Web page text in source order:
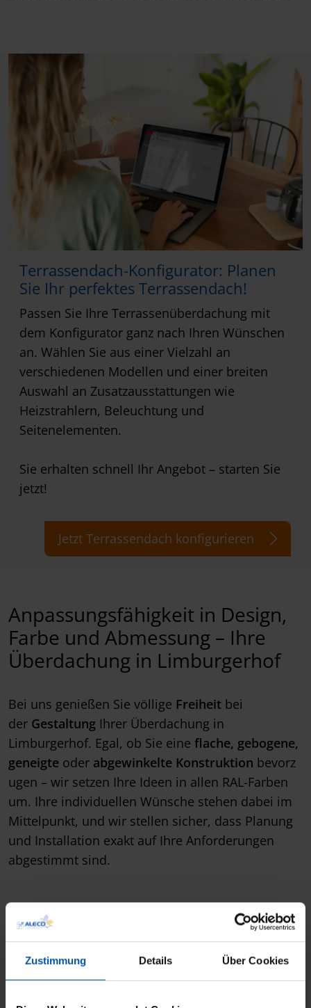
Zustimmung Details Über Cookies
Terrassendach-Konfigurator: Planen
Sie Ihr perfektes Terrassendach!
Passen Sie Ihre Terrassenüberdachung mit
dem Konfigurator ganz nach Ihren Wünschen
an. Wählen Sie aus einer Vielzahl an
verschiedenen Modellen und einer breiten
Auswahl an Zusatzausstattungen wie
Heizstrahlern, Beleuchtung und
Seitenelementen.
Sie erhalten schnell Ihr Angebot – starten Sie
jetzt!
Jetzt Terrassendach konfigurieren
Anpassungsfähigkeit in Design,
Farbe und Abmessung – Ihre
Überdachung in Limburgerhof
Bei uns genießen Sie völlige Freiheit bei
der Gestaltung Ihrer Überdachung in
Limburgerhof. Egal, ob Sie eine flache, gebogene,
geneigte oder abgewinkelte Konstruktion bevorz
ugen – wir setzen Ihre Ideen in allen RAL-Farben
um. Ihre individuellen Wünsche stehen dabei im
Mittelpunkt, und wir stellen sicher, dass Planung
und Installation exakt auf Ihre Anforderungen
abgestimmt sind.
Bitte akzeptieren Sie dieMarketing